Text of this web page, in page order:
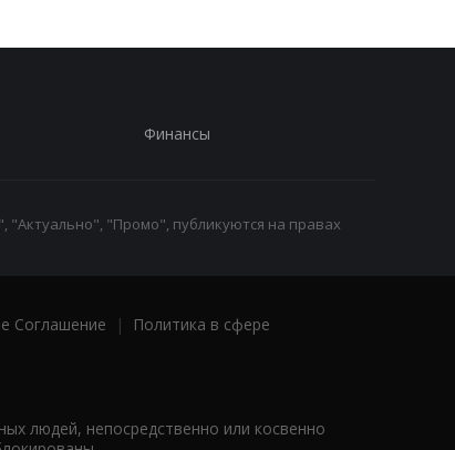
Финансы
"Промо", публикуются на правах
Соглашение |
Политика в сфере
людей, непосредственно или косвенно